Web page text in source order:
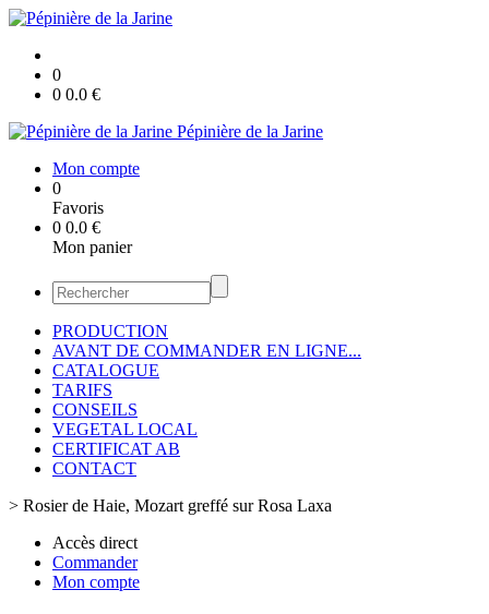
0
0 0.0 €
Pépinière de la Jarine
Mon compte
0
Favoris
0 0.0 €
Mon panier
PRODUCTION
AVANT DE COMMANDER EN LIGNE...
CATALOGUE
TARIFS
CONSEILS
VEGETAL LOCAL
CERTIFICAT AB
CONTACT
> Rosier de Haie, Mozart greffé sur Rosa Laxa
Accès direct
Commander
Mon compte